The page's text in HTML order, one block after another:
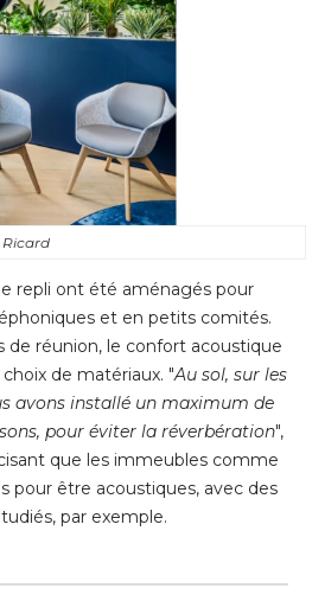
repli ont été aménagés pour
et en petits comités.
de réunion, le confort acoustique
de matériaux. "Au sol, sur les
avons installé un maximum de
pour éviter la réverbération",
que les immeubles comme
pour être acoustiques, avec des
par exemple.